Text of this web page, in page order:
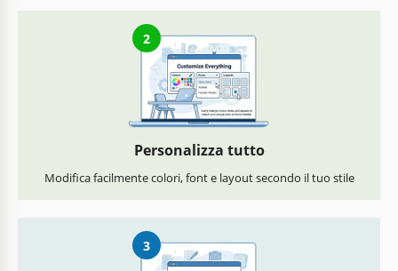
2
Personalizza tutto
Modifica facilmente colori, font e layout secondo il tuo stile
3